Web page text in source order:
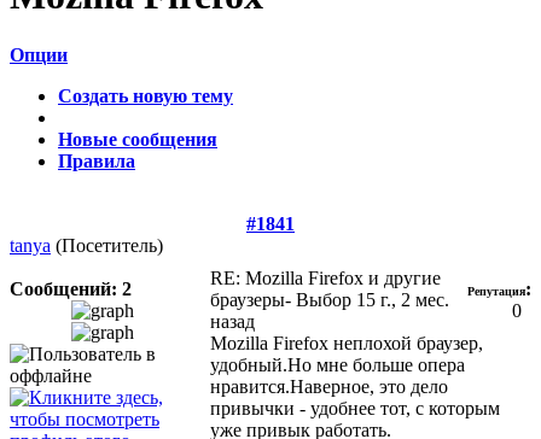
Опции
Создать новую тему
Новые сообщения
Правила
#1841
tanya (Посетитель)
Сообщений: 2
RE: Mozilla Firefox и другие
браузеры- Выбор 15 г., 2 мес.
назад
Репутация:
0
Mozilla Firefox неплохой браузер,
удобный.Но мне больше опера
нравится.Наверное, это дело
привычки - удобнее тот, с которым
уже привык работать.